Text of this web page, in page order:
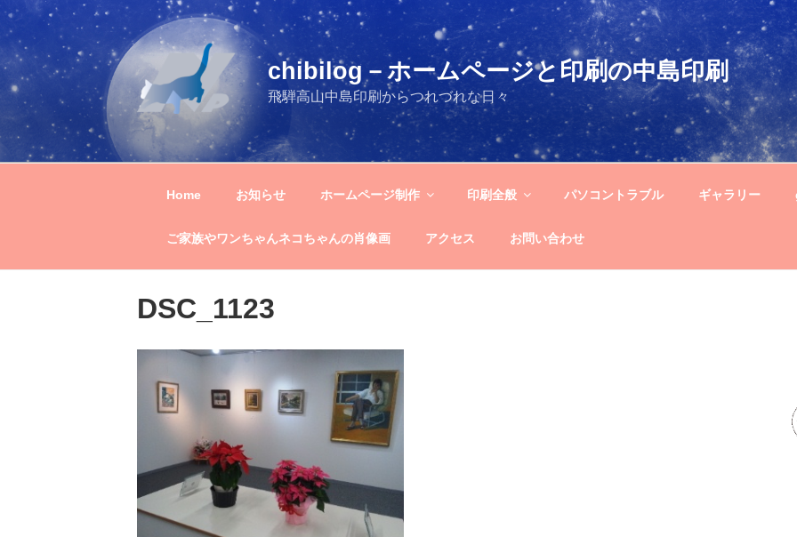
コ
ン
ン
ツ
ス
キ
chibilog－ホームページと印刷の中島印刷
飛騨高山中島印刷からつれづれな日々
Home お知らせ ホームページ制作 印刷全般 パソコントラブル ギャラリー
ご家族やワンちゃんネコちゃんの肖像画 アクセス お問い合わせ
DSC_1123